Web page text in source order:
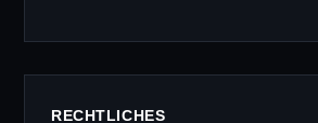
RECHTLICHES